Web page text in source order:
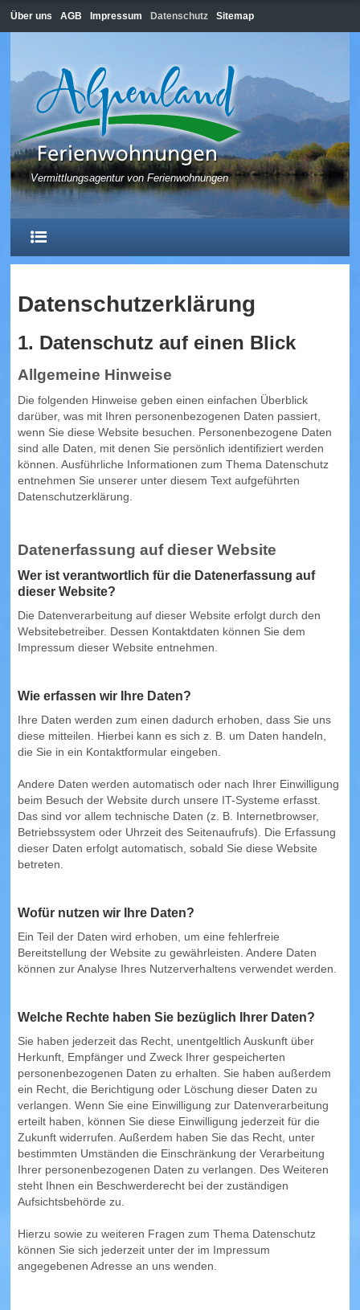
Über uns AGB Impressum Datenschutz Sitemap
Vermittlungsagentur von Ferienwohnungen
HOME
HOPFEN AM SEE
Wohnungen in Hopfen am See (Übersicht)
FÜSSEN
Wohnungen in Füssen (Übersicht)
SCHWANGAU
HOHENSCHWANGAU
WEISSENSEE
Wohnungen in Weissensee (Übersicht)
Wohnungen in Pfronten (Übersicht)
Datenschutz­erklärung
1. Datenschutz auf einen Blick
Allgemeine Hinweise
Die folgenden Hinweise geben einen einfachen Überblick
darüber, was mit Ihren personenbezogenen Daten passiert,
wenn Sie diese Website besuchen. Personenbezogene Daten
sind alle Daten, mit denen Sie persönlich identifiziert werden
können. Ausführliche Informationen zum Thema Datenschutz
entnehmen Sie unserer unter diesem Text aufgeführten
Datenschutzerklärung.
Datenerfassung auf dieser Website
Wer ist verantwortlich für die Datenerfassung auf
dieser Website?
Die Datenverarbeitung auf dieser Website erfolgt durch den
Websitebetreiber. Dessen Kontaktdaten können Sie dem
Impressum dieser Website entnehmen.
Wie erfassen wir Ihre Daten?
Ihre Daten werden zum einen dadurch erhoben, dass Sie uns
diese mitteilen. Hierbei kann es sich z. B. um Daten handeln,
die Sie in ein Kontaktformular eingeben.
Andere Daten werden automatisch oder nach Ihrer Einwilligung
beim Besuch der Website durch unsere IT-Systeme erfasst.
Das sind vor allem technische Daten (z. B. Internetbrowser,
Betriebssystem oder Uhrzeit des Seitenaufrufs). Die Erfassung
dieser Daten erfolgt automatisch, sobald Sie diese Website
betreten.
Wofür nutzen wir Ihre Daten?
Ein Teil der Daten wird erhoben, um eine fehlerfreie
Bereitstellung der Website zu gewährleisten. Andere Daten
können zur Analyse Ihres Nutzerverhaltens verwendet werden.
Welche Rechte haben Sie bezüglich Ihrer Daten?
Sie haben jederzeit das Recht, unentgeltlich Auskunft über
Herkunft, Empfänger und Zweck Ihrer gespeicherten
personenbezogenen Daten zu erhalten. Sie haben außerdem
ein Recht, die Berichtigung oder Löschung dieser Daten zu
verlangen. Wenn Sie eine Einwilligung zur Datenverarbeitung
erteilt haben, können Sie diese Einwilligung jederzeit für die
Zukunft widerrufen. Außerdem haben Sie das Recht, unter
bestimmten Umständen die Einschränkung der Verarbeitung
Ihrer personenbezogenen Daten zu verlangen. Des Weiteren
steht Ihnen ein Beschwerderecht bei der zuständigen
Aufsichtsbehörde zu.
Hierzu sowie zu weiteren Fragen zum Thema Datenschutz
können Sie sich jederzeit unter der im Impressum
angegebenen Adresse an uns wenden.